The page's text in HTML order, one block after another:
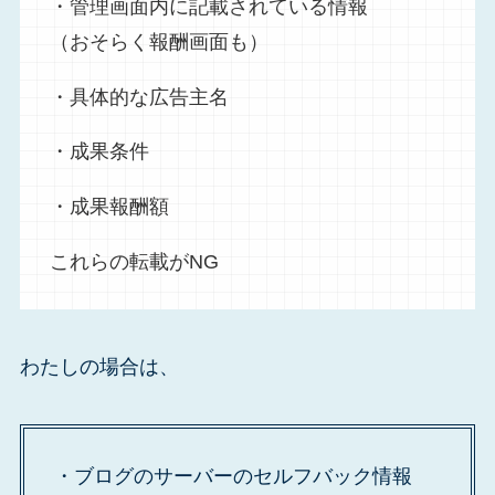
・管理画面内に記載されている情報
（おそらく報酬画面も）
・具体的な広告主名
・成果条件
・成果報酬額
これらの転載がNG
わたしの場合は、
・ブログのサーバーのセルフバック情報